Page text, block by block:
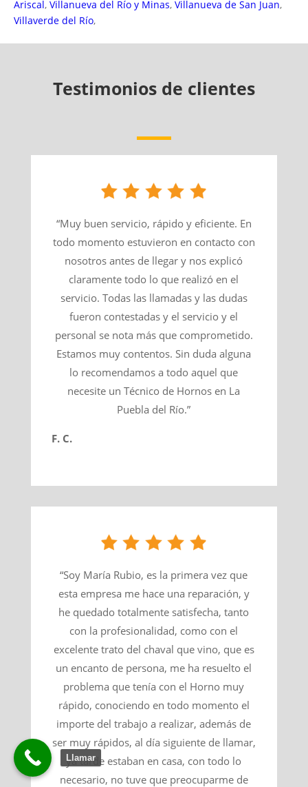
Ariscal, Villanueva del Río y Minas, Villanueva de San Juan,
Villaverde del Río,
Testimonios de clientes
“Muy buen servicio, rápido y eficiente. En
todo momento estuvieron en contacto con
nosotros antes de llegar y nos explicó
claramente todo lo que realizó en el
servicio. Todas las llamadas y las dudas
fueron contestadas y el servicio y el
personal se nota más que comprometido.
Estamos muy contentos. Sin duda alguna
lo recomendamos a todo aquel que
necesite un Técnico de Hornos en La
Puebla del Río.”
F. C.
“Soy María Rubio, es la primera vez que
esta empresa me hace una reparación, y
he quedado totalmente satisfecha, tanto
con la profesionalidad, como con el
excelente trato del chaval que vino, que es
un encanto de persona, me ha resuelto el
problema que tenía con el Horno muy
rápido, conociendo en todo momento el
importe del trabajo a realizar, además de
ser muy rápidos, al día siguiente de llamar,
ya tarde estaban en casa, con todo lo
necesario, no tuve que preocuparme de
Llamar